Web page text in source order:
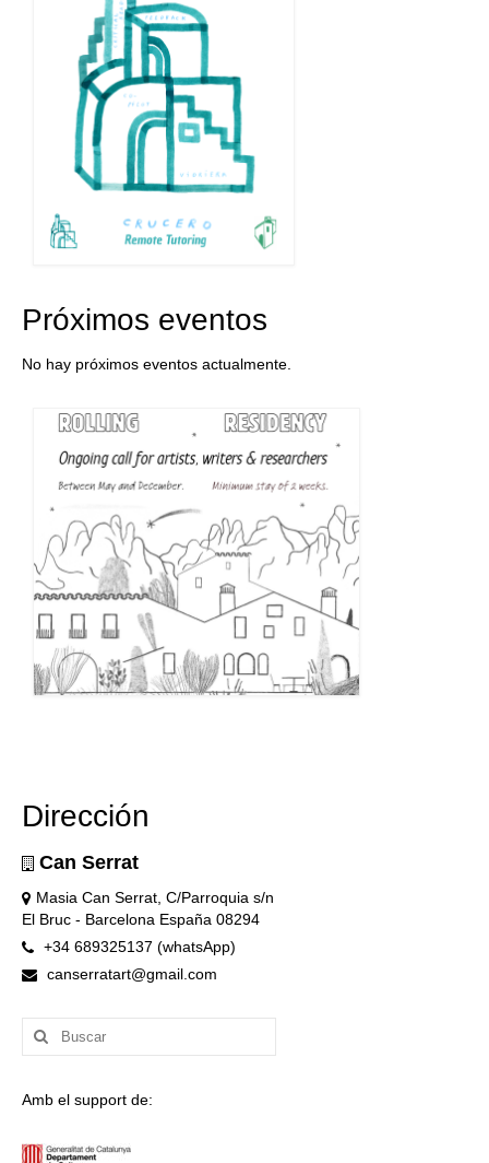
Próximos eventos
No hay próximos eventos actualmente.
Dirección
Can Serrat
Masia Can Serrat, C/Parroquia s/n
El Bruc - Barcelona España 08294
+34 689325137 (whatsApp)
canserratart@gmail.com
Buscar
por:
Amb el support de: